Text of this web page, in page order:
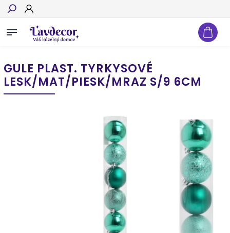
Hľadať
GULE PLAST. TYRKYSOVÉ
LESK/MAT/PIESK/MRAZ S/9 6CM